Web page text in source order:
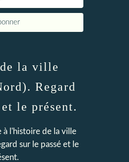
la ville
Regard
le présent.
à l'histoire de la ville
sur le passé et le